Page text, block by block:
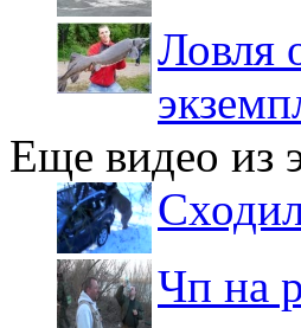
Ловля
Еще видео из
Чп на